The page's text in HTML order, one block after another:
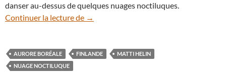
danser au-dessus de quelques nuages noctiluques.
Continuer la lecture de Nuages noctiluques et aurore boréale
→
AURORE BORÉALE FINLANDE
MATTI HELIN
NUAGE NOCTILUQUE